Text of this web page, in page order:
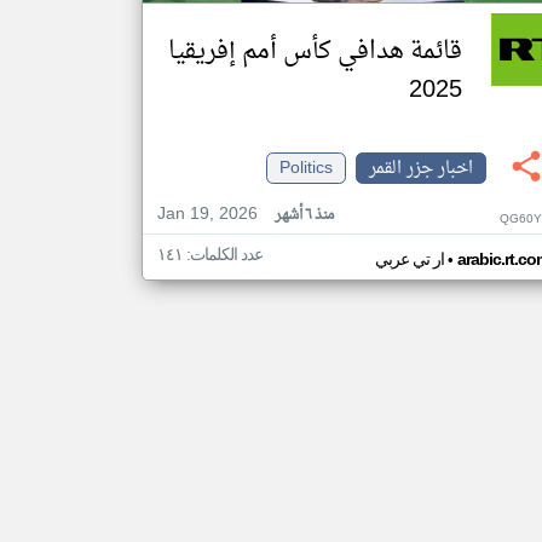
قائمة هدافي كأس أمم إفريقيا
2025
اخبار جزر القمر
Politics
Jan 19, 2026
منذ ٦ أشهر
ار تي عربي• عدد الكلمات: ١٤١